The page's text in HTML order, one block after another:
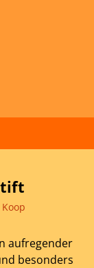
aufregender
besonders